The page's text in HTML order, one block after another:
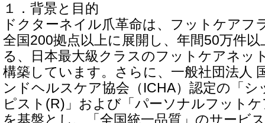
１．背景と目的
ドクターネイル爪革命は、フットケアフ
全国200拠点以上に展開し、年間50万件
る、日本最大級クラスのフットケアネッ
構築しています。さらに、一般社団法人
ンドヘルスケア協会（ICHA）認定の「
ピスト(R)」および「パーソナルフット
を基盤とし、「全国統一品質」のサービ